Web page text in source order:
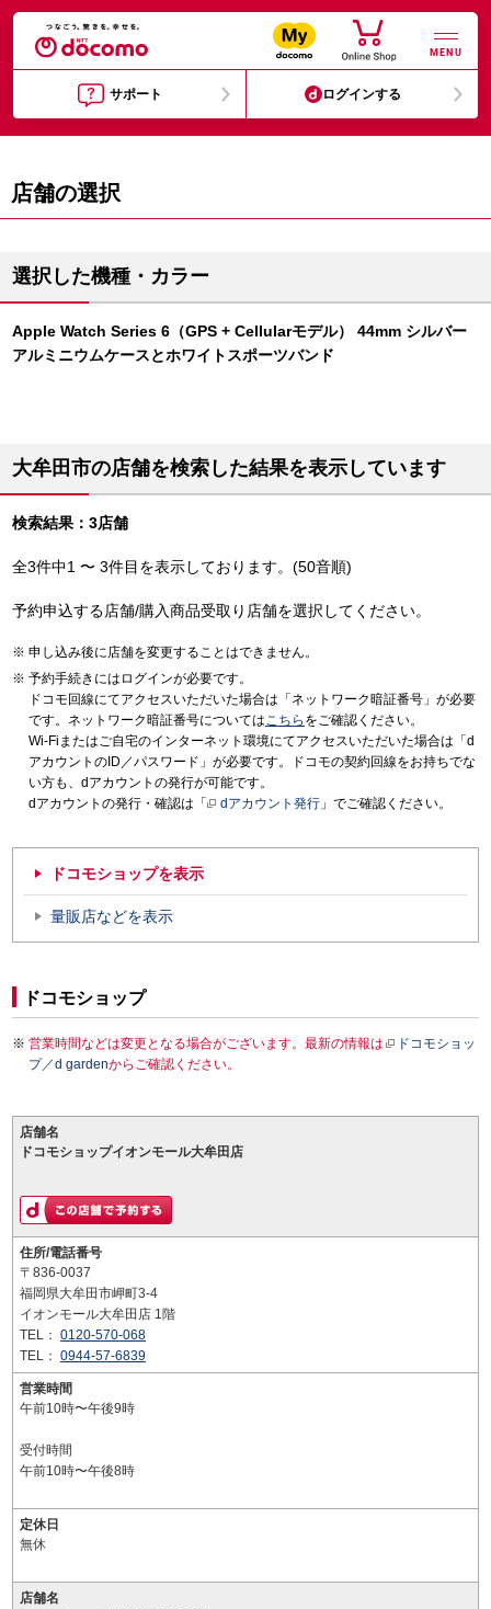
MENU
サポート ログインする
店舗の選択
選択した機種・カラー
Apple Watch Series 6（GPS + Cellularモデル） 44mm シルバー
アルミニウムケースとホワイトスポーツバンド
大牟田市の店舗を検索した結果を表示しています
検索結果：3店舗
全3件中1 〜 3件目を表示しております。(50音順)
予約申込する店舗/購入商品受取り店舗を選択してください。
申し込み後に店舗を変更することはできません。
予約手続きにはログインが必要です。
ドコモ回線にてアクセスいただいた場合は「ネットワーク暗証番号」が必要
です。ネットワーク暗証番号についてはこちら をご確認ください。
Wi-Fiまたはご自宅のインターネット環境にてアクセスいただいた場合は「d
アカウントのID／パスワード」が必要です。ドコモの契約回線をお持ちでな
い方も、dアカウントの発行が可能です。
dアカウントの発行・確認は「
dアカウント発行 」でご確認ください。
ドコモショップを表示
量販店などを表示
ドコモショップ
営業時間などは変更となる場合がございます。最新の情報は
ドコモショッ
プ／d gardenからご確認ください。
店舗名
ドコモショップイオンモール大牟田店
住所/電話番号
〒836-0037
福岡県大牟田市岬町3-4
イオンモール大牟田店 1階
TEL： 0120-570-068
TEL： 0944-57-6839
営業時間
午前10時〜午後9時
受付時間
午前10時〜午後8時
定休日
無休
店舗名